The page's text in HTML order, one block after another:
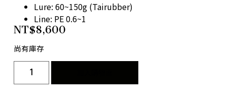
Lure: 60~150g (Tairubber)
Line: PE 0.6~1
NT$8,600
尚有庫存